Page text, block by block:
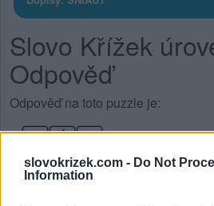
slovokrizek.com - Do Not
Information
Slovo Křížek
Odpověď
Odpověď na toto puzzle je:
S Í
T
T
U N
A